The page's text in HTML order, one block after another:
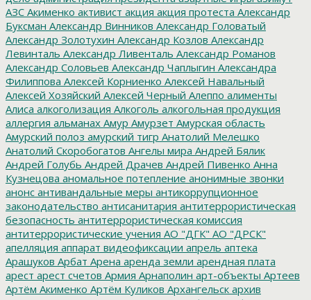
АЗС Акименко активист акция акция протеста Александр
Буксман Александр Винников Александр Головатый
Александр Золотухин Александр Козлов Александр
Левинталь Александр Ливенталь Александр Романов
Александр Соловьев Александр Чаплыгин Александра
Филиппова Алексей Корниенко Алексей Навальный
Алексей Хозяйский Алексей Черный Алеппо алименты
Алиса алкоголизация Алкоголь алкогольная продукция
аллергия альманах Амур Амурзет Амурская область
Амурский полоз амурский тигр Анатолий Мелешко
Анатолий Скоробогатов Ангелы мира Андрей Бялик
Андрей Голубь Андрей Драчев Андрей Пивенко Анна
Кузнецова аномальное потепление анонимные звонки
анонс антивандальные меры антикоррупционное
законодательство антисанитария антитеррористическая
безопасность антитеррористическая комиссия
антитеррористические учения АО "ДГК" АО "ДРСК"
апелляция аппарат видеофиксации апрель аптека
Арашуков Арбат Арена аренда земли арендная плата
арест арест счетов Армия Арнаполин арт-объекты Артеев
Артём Акименко Артём Куликов Архангельск архив